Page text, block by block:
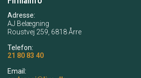
Adresse:
AJ Belægning
Roustvej 259, 6818 Årre
Telefon:
21 80 83 40
Email: